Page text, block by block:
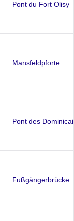
Pont du Fort Olisy
Mansfeldpforte
Pont des
Fußgängerbrücke